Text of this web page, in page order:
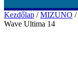
Kezdőlap /MIZUNO /
Wave Ultima 14